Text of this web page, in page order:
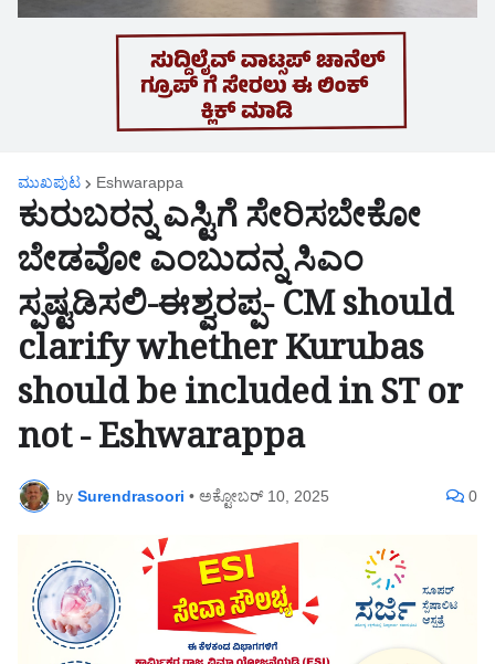
ಮುಖಪುಟ Eshwarappa
ಕುರುಬರನ್ನ ಎಸ್ಟಿಗೆ ಸೇರಿಸಬೇಕೋ
ಬೇಡವೋ ಎಂಬುದನ್ನ ಸಿಎಂ
ಸ್ಪಷ್ಟಡಿಸಲಿ-ಈಶ್ವರಪ್ಪ- CM should
clarify whether Kurubas
should be included in ST or
not - Eshwarappa
by Surendrasoori • ಅಕ್ಟೋಬರ್ 10, 2025 0